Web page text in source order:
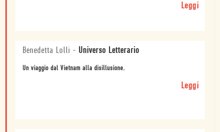
Leggi
Benedetta Lolli - Universo Letterario
Un viaggio dal Vietnam alla disillusione.
Leggi